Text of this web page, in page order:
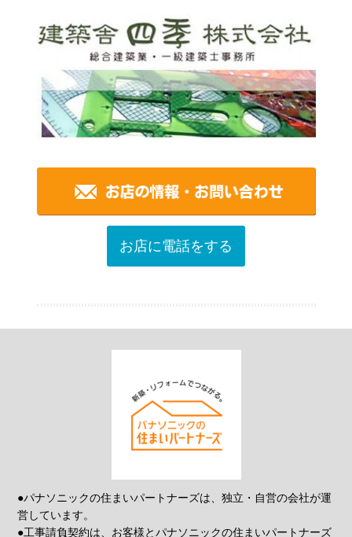
お店に電話をする
●パナソニックの住まいパートナーズは、独立・自営の会社が運
営しています。
●工事請負契約は、お客様とパナソニックの住まいパートナーズ